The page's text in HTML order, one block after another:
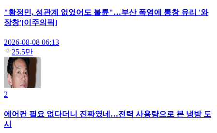
"황정민, 성관계 없었어도 불륜"…부산 폭염에 통창 유리 '와
장창'[이주의픽]
2026-08-08 06:13
25.5만
2
에어컨 필요 없다더니 진짜였네…전력 사용량으로 본 냉방 도
시